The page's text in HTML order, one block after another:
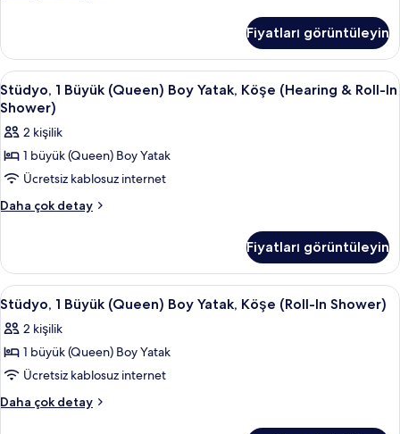
için
tüm
fotoğrafları
görün
Boy
Yatak
(Roll-
In
Mobility)
hakkında
fazla
detay
Fiyatları görüntüleyin
Stüdyo,
1
Büyük
(Queen)
Boy
Yatak,
Köşe
Roll-
In
Shower)
için
tüm
fotoğrafları
Odada kasa, ücretsiz kablosuz
4
Stüdyo, 1 Büyük (Queen) Boy Yatak, Köşe (Hearing & Roll-In
Shower)
2 kişilik
1 büyük (Queen) Boy Yatak
Ücretsiz kablosuz internet
Daha çok detay
Stüdyo,
Boy
Yatak,
Köşe
(Hearing
&
Roll-
Shower)
hakkında
daha
Fiyatları görüntüleyin
Stüdyo,
1
Büyük
(Queen)
Boy
Yatak,
Odada kasa, ücretsiz kablosuz
4
Stüdyo, 1 Büyük (Queen) Boy Yatak, Köşe (Roll-In Shower)
2 kişilik
1 büyük (Queen) Boy Yatak
Ücretsiz kablosuz internet
Daha çok detay
Stüdyo,